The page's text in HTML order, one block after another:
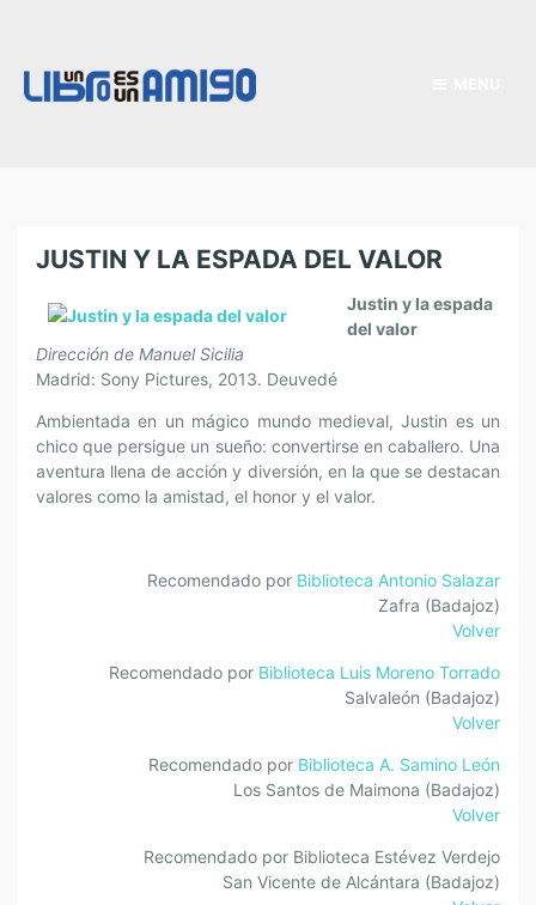
JUSTIN Y LA ESPADA DEL VALOR
Justin y la espada
del valor
Dirección de Manuel Sicilia
Madrid: Sony Pictures, 2013. Deuvedé
Ambientada en un mágico mundo medieval, Justin es un
chico que persigue un sueño: convertirse en caballero. Una
aventura llena de acción y diversión, en la que se destacan
valores como la amistad, el honor y el valor.
Recomendado por Biblioteca Antonio Salazar
Zafra (Badajoz)
Volver
Recomendado por Biblioteca Luis Moreno Torrado
Salvaleón (Badajoz)
Volver
Recomendado por Biblioteca A. Samino León
Los Santos de Maimona (Badajoz)
Volver
Recomendado por Biblioteca Estévez Verdejo
San Vicente de Alcántara (Badajoz)